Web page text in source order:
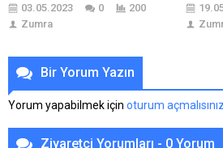
olarak Orta Asya’da 14. yüzyılın
sonlarında ortaya çıktı. İlk
Bey, Hoy’da hüküm sürmeye
başladı ve sonrasında Güney
Azerbaycan, Ermenistan ve
İran’ın batısındaki bölgeyi ele
geçirdi. Kökenleri ve Kuruluş
Dönemi Akkoyunlular’ın kökeni
03.05.2023 0
200
Zumra
önem
adına
Bir Yorum Yazın
Yorum yapabilmek için oturum açmalısınız
Ziyaretçi Yorumları - 0 Yorum